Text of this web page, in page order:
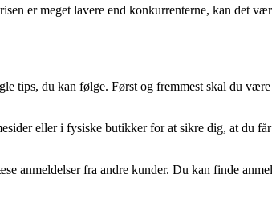
er meget lavere end konkurrenterne, kan
tips, du kan følge. Først og fremmest skal du
eller i fysiske butikker for at sikre dig, at du
anmeldelser fra andre kunder. Du kan finde